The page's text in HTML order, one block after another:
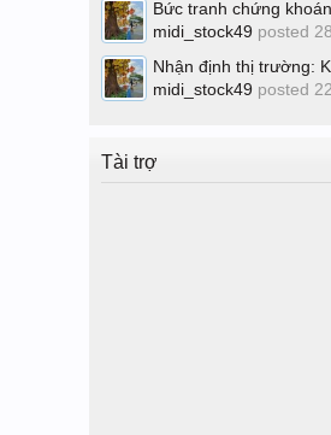
Bức tranh chứng khoán
midi_stock49 posted
Nhận định thị trường:
midi_stock49 posted
Tài trợ